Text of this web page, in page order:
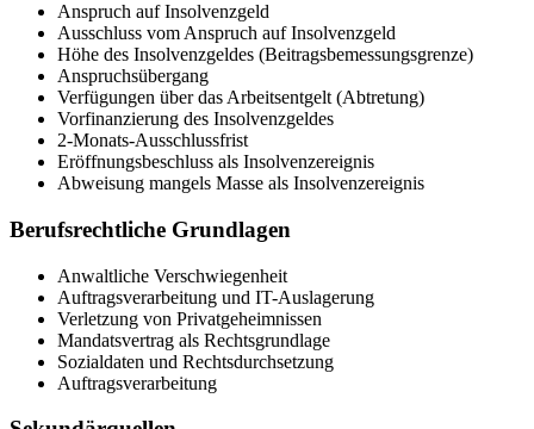
Anspruch auf Insolvenzgeld
Ausschluss vom Anspruch auf Insolvenzgeld
Höhe des Insolvenzgeldes (Beitragsbemessungsgrenze)
Anspruchsübergang
Verfügungen über das Arbeitsentgelt (Abtretung)
Vorfinanzierung des Insolvenzgeldes
2-Monats-Ausschlussfrist
Eröffnungsbeschluss als Insolvenzereignis
Abweisung mangels Masse als Insolvenzereignis
Berufsrechtliche Grundlagen
Anwaltliche Verschwiegenheit
Auftragsverarbeitung und IT-Auslagerung
Verletzung von Privatgeheimnissen
Mandatsvertrag als Rechtsgrundlage
Sozialdaten und Rechtsdurchsetzung
Auftragsverarbeitung